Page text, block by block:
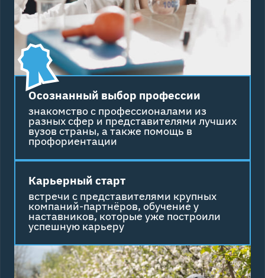
Осознанный выбор профессии
знакомство с профессионалами из
разных сфер и представителями лучших
вузов страны, а также помощь в
профориентации
Карьерный старт
встречи с представителями крупных
компаний-партнёров, обучение у
наставников, которые уже построили
успешную карьеру